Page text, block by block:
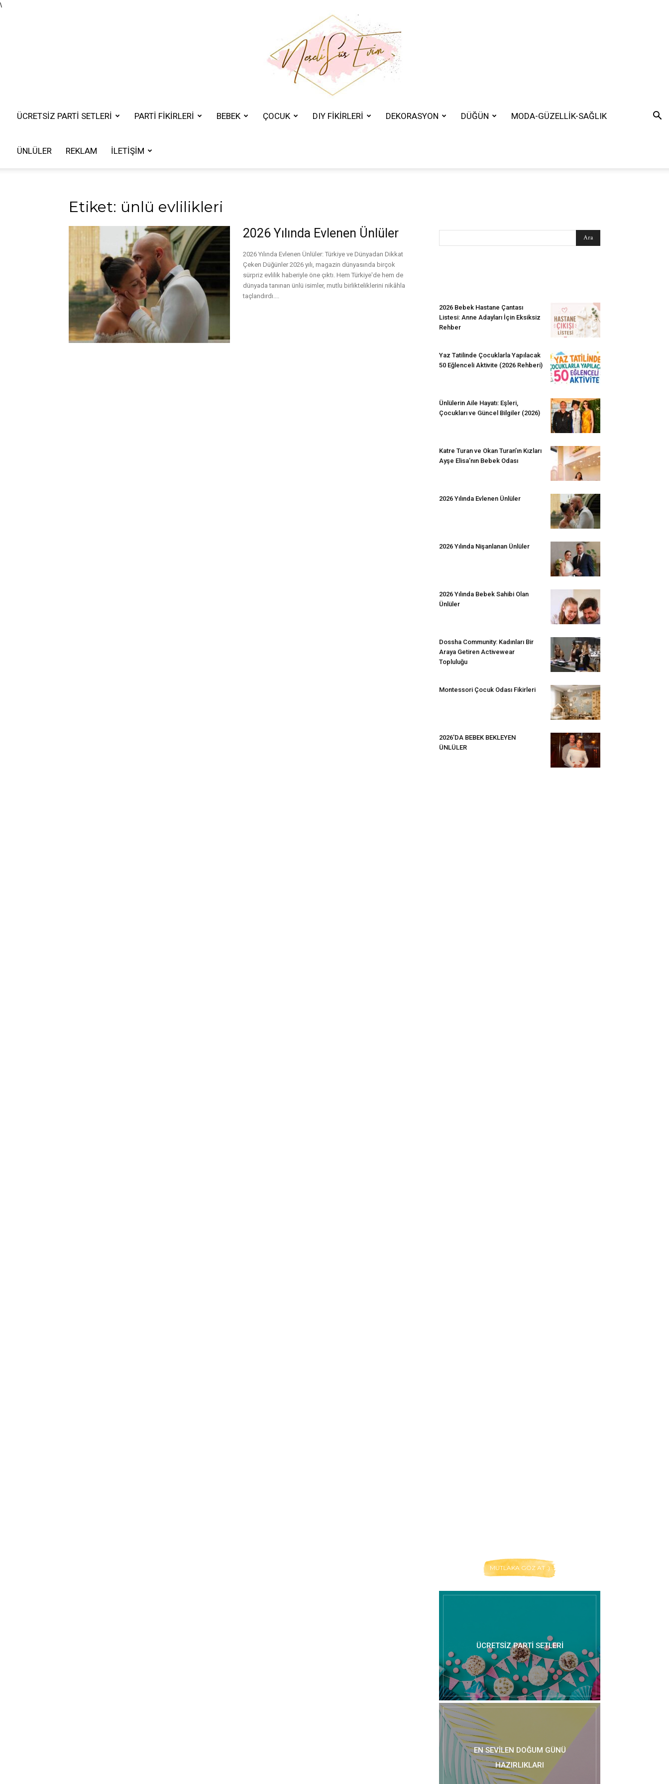
\
Evim
ÜCRETSIZ PARTI SETLERI PARTİ FİKİRLERİ BEBEK ÇOCUK DIY FİKİRLERİ DEKORASYON DÜĞÜN MODA-GÜZELLİK-SAĞLIK
ÜNLÜLER REKLAM İLETIŞIM
Etiket: ünlü evlilikleri
2026 Yılında Evlenen Ünlüler
2026 Yılında Evlenen Ünlüler: Türkiye ve Dünyadan Dikkat
Çeken Düğünler 2026 yılı, magazin dünyasında birçok
sürpriz evlilik haberiyle öne çıktı. Hem Türkiye'de hem de
dünyada tanınan ünlü isimler, mutlu birlikteliklerini nikâhla
taçlandırdı....
2026 Bebek Hastane Çantası
Listesi: Anne Adayları İçin Eksiksiz
Rehber
Yaz Tatilinde Çocuklarla Yapılacak
50 Eğlenceli Aktivite (2026 Rehberi)
Ünlülerin Aile Hayatı: Eşleri,
Çocukları ve Güncel Bilgiler (2026)
Katre Turan ve Okan Turan’ın Kızları
Ayşe Elisa’nın Bebek Odası
2026 Yılında Evlenen Ünlüler
2026 Yılında Nişanlanan Ünlüler
2026 Yılında Bebek Sahibi Olan
Ünlüler
Dossha Community: Kadınları Bir
Araya Getiren Activewear
Topluluğu
Montessori Çocuk Odası Fikirleri
2026’DA BEBEK BEKLEYEN
ÜNLÜLER
MUTLAKA GÖZ AT :)
ÜCRETSIZ PARTI SETLERI
EN SEVILEN DOĞUM GÜNÜ
HAZIRLIKLARI